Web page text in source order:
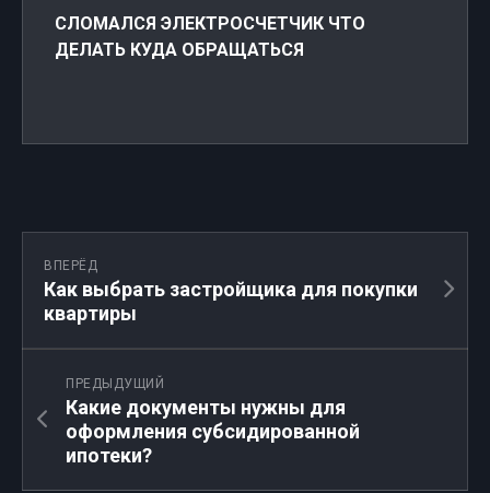
СЛОМАЛСЯ ЭЛЕКТРОСЧЕТЧИК ЧТО
ДЕЛАТЬ КУДА ОБРАЩАТЬСЯ
ВПЕРЁД
Как выбрать застройщика для покупки
квартиры
ПРЕДЫДУЩИЙ
Какие документы нужны для
оформления субсидированной
ипотеки?